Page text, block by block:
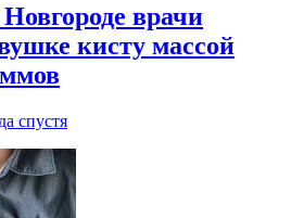
врачи
кисту массой
спустя